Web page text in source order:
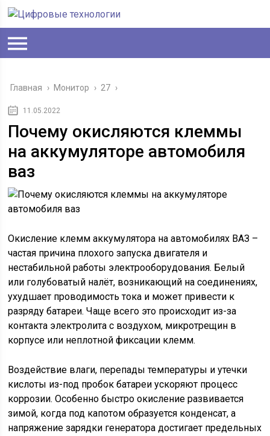
Главная › Монитор › 27 ›
11.05.2022
Почему окисляются клеммы
на аккумуляторе автомобиля
ваз
Окисление клемм аккумулятора на автомобилях ВАЗ –
частая причина плохого запуска двигателя и
нестабильной работы электрооборудования. Белый
или голубоватый налёт, возникающий на соединениях,
ухудшает проводимость тока и может привести к
разряду батареи. Чаще всего это происходит из-за
контакта электролита с воздухом, микротрещин в
корпусе или неплотной фиксации клемм.
Воздействие влаги, перепады температуры и утечки
кислоты из-под пробок батареи ускоряют процесс
коррозии. Особенно быстро окисление развивается
зимой, когда под капотом образуется конденсат, а
напряжение зарядки генератора достигает предельных